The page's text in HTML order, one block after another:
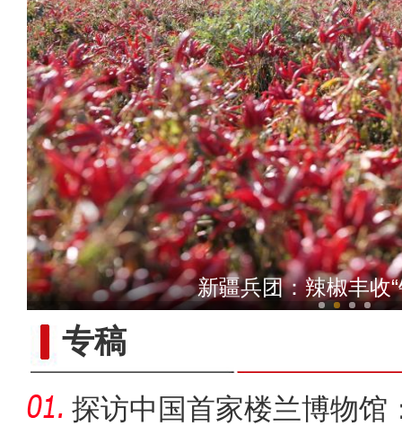
阿克苏公安文联组织会
万亩红枣香飘团场 职工
专稿
探访中国首家楼兰博物馆